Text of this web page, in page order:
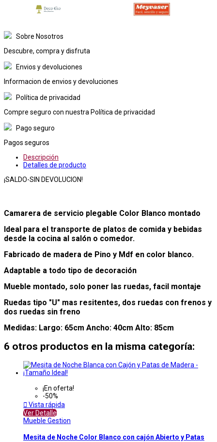
Sobre Nosotros
Descubre, compra y disfruta
Envios y devoluciones
Informacion de envios y devoluciones
Política de privacidad
Compre seguro con nuestra Política de privacidad
Pago seguro
Pagos seguros
Descripción
Detalles de producto
¡SALDO-SIN DEVOLUCION!
Camarera de servicio plegable Color Blanco montado
Ideal para el transporte de platos de comida y bebidas
desde la cocina al salón o comedor.
Fabricado de madera de Pino y Mdf en color blanco.
Adaptable a todo tipo de decoración
Mueble montado, solo poner las ruedas, facil montaje
Ruedas tipo "U" mas resitentes, dos ruedas con frenos y
dos ruedas sin freno
Medidas: Largo: 65cm Ancho: 40cm Alto: 85cm
6 otros productos en la misma categoría:
¡En oferta!
-50%
 Vista rápida
Ver Detalle
Mueble Gestion
Mesita de Noche Color Blanco con cajón Abierto y Patas